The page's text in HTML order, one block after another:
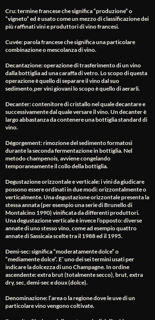
Cru: termine francese che significa “produzione” o
“vigneto” ed è usato come un mezzo di classificazione dei
più raffinati vini e produttori di vino francesi.
Cuvée: parola francese che significa una particolare
combinazione o mescolanza di vino.
Decantazione: operazione di trasferimento di un vino
dalla bottiglia ad una caraffa di vetro. Lo scopo di questa
operazione è quello di separare il vino dal suo
sedimento,per vini giovani lo scopo è quello di aerarli.
Decanter: contenitore di cristallo nel quale decantare e
successivamente dal quale versare il vino. Un decanter è
largo abbastanza da contenere una bottiglia standard di
vino.
Dégorgement: rimozione del sedimento formatosi
durante la seconda fermentazione in bottiglia. Nel
metodo champenois, avviene congelando
temporaneamente il collo della bottiglia.
Degustazione orizzontale e verticale: i vini da giudicare
possono essere ordinati in due modi: orizzontalmente o
verticalmente. Una degustazione orizzontale presenta la
stessa annata (per esempio una serie di Brunello di
Montalcino 1990) vinificata da differenti produttori.
Una degustazione verticale è invece l’opposto: diverse
annate di uno stesso vino, come ad esempio quattro
annate di Sassicaia scelte tra il 1988 ed il 1995.
Demi-sec: significa “moderatamente dolce” o
“mediamente dolce”. E’ uno dei sei termini usati per
indicare la dolcezza di uno Champagne. In ordine
ascendente: extra brut (totalmente secco), brut, extra
dry, sec, demi-sec e doux (dolce).
Denominazione: l’area o la regione dove le uve di un
particolare vino vengono coltivate.